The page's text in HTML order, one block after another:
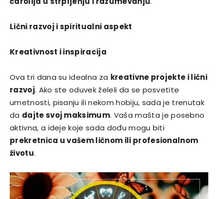
Lični razvoj i spiritualni aspekt
Kreativnost i inspiracija
Ova tri dana su idealna za kreativne projekte i lični
razvoj. Ako ste oduvek želeli da se posvetite
umetnosti, pisanju ili nekom hobiju, sada je trenutak
da dajte svoj maksimum. Vaša mašta je posebno
aktivna, a ideje koje sada dođu mogu biti
prekretnica u vašem ličnom ili profesionalnom
životu.